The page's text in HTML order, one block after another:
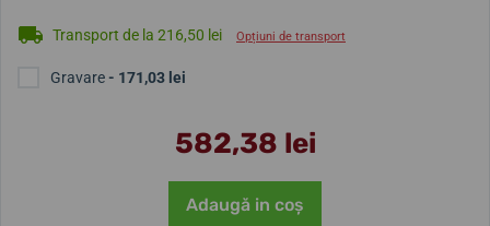
Transport de la 216,50 lei Opțiuni de transport
Gravare- 171,03 lei
582,38 lei
Adaugă in coş